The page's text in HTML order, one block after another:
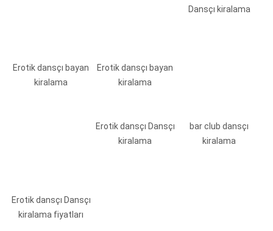
Erotik dansçı bayan
kiralama
Erotik dansçı bayan
kiralama
Dansçı kiralama
Erotik dansçı Dansçı
kiralama fiyatları
Erotik dansçı Dansçı
kiralama
bar club dansçı
kiralama